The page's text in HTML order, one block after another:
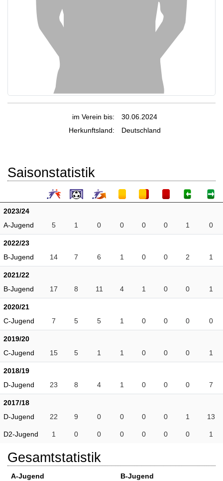
im Verein bis:
30.06.2024
Herkunftsland:
Deutschland
Saisonstatistik
2023/24
A-Jugend
5 1 0 0 0 0 1 0
2022/23
B-Jugend
14 7 6 1 0 0 2 1
2021/22
B-Jugend
17 8 11 4 1 0 0 1
2020/21
C-Jugend
7 5 5 1 0 0 0 0
2019/20
C-Jugend
15 5 1 1 0 0 0 1
2018/19
D-Jugend
23 8 4 1 0 0 0 7
2017/18
D-Jugend
22 9 0 0 0 0 1 13
D2-Jugend 1 0 0 0 0 0 0 1
Gesamtstatistik
A-Jugend
B-Jugend